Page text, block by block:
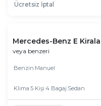
Ücretsiz İptal
Mercedes-Benz E Kirala
veya benzeri
Benzin Manuel
Klima 5 Kişi 4 Bagaj Sedan